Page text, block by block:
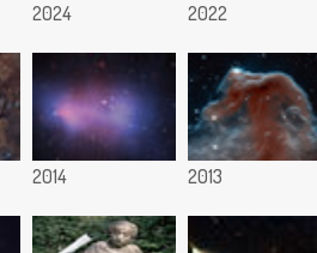
2024 2022
2014 2013